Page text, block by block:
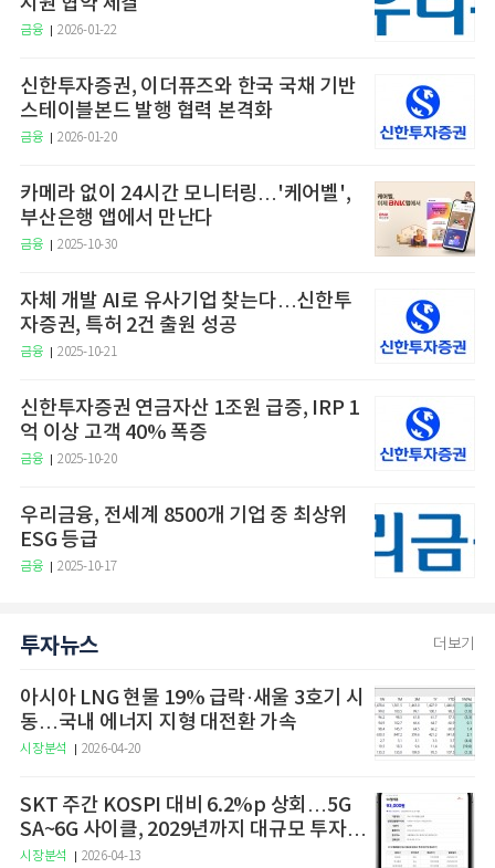
금융 2026-01-22
신한투자증권, 이더퓨즈와 한국 국채 기반
스테이블본드 발행 협력 본격화
금융 2026-01-20
카메라 없이 24시간 모니터링…'케어벨',
부산은행 앱에서 만난다
금융 2025-10-30
자체 개발 AI로 유사기업 찾는다…신한투
자증권, 특허 2건 출원 성공
금융 2025-10-21
신한투자증권 연금자산 1조원 급증, IRP 1
억 이상 고객 40% 폭증
금융 2025-10-20
우리금융, 전세계 8500개 기업 중 최상위
ESG 등급
금융 2025-10-17
투자뉴스 더보기
아시아 LNG 현물 19% 급락·새울 3호기 시
동…국내 에너지 지형 대전환 가속
시장분석 2026-04-20
SKT 주간 KOSPI 대비 6.2%p 상회…5G
SA~6G 사이클, 2029년까지 대규모 투자
예고
시장분석 2026-04-13